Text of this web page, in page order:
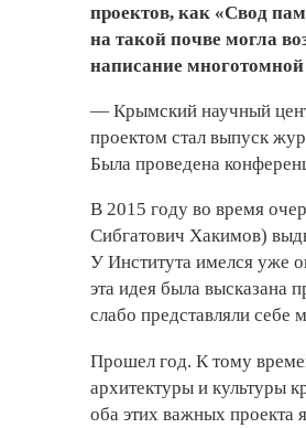
проектов, как «Свод
на такой почве могла
написание
— Крымский научный
проектом стал выпуск
Была проведена
В 2015 году во время
Сибгатович Хакимов)
У Института имелся уже
эта идея была высказана
слабо представляли себе
Прошел год. К тому
архитектуры и культуры
оба этих важных проекта